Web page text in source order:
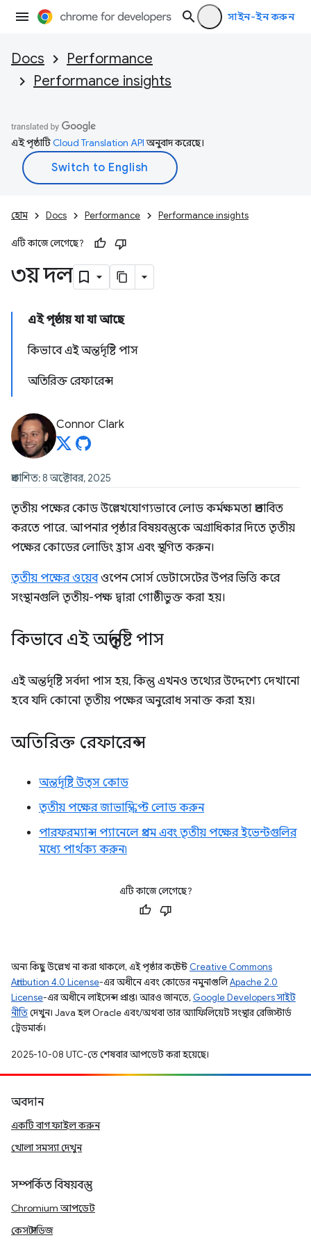
সাইন-ইন করুন
Docs
Performance
Performance insights
এই পৃষ্ঠাটিCloud Translation APIঅনুবাদ করেছে।
হোম Docs Performance Performance insights
এটি কাজে লেগেছে?
৩য় দল
এই পৃষ্ঠায় যা যা আছে
কিভাবে এই অন্তর্দৃষ্টি পাস
অতিরিক্ত রেফারেন্স
Connor Clark
প্রকাশিত: 8 অক্টোবর, 2025
তৃতীয় পক্ষের কোড উল্লেখযোগ্যভাবে লোড কর্মক্ষমতা প্রভাবিত
করতে পারে. আপনার পৃষ্ঠার বিষয়বস্তুকে অগ্রাধিকার দিতে তৃতীয়
পক্ষের কোডের লোডিং হ্রাস এবং স্থগিত করুন।
তৃতীয় পক্ষের ওয়েবওপেন সোর্স ডেটাসেটের উপর ভিত্তি করে
সংস্থানগুলি তৃতীয়-পক্ষ দ্বারা গোষ্ঠীভুক্ত করা হয়।
কিভাবে এই অন্তর্দৃষ্টি পাস
এই অন্তর্দৃষ্টি সর্বদা পাস হয়, কিন্তু এখনও তথ্যের উদ্দেশ্যে দেখানো
হবে যদি কোনো তৃতীয় পক্ষের অনুরোধ সনাক্ত করা হয়।
অতিরিক্ত রেফারেন্স
অন্তর্দৃষ্টি উত্স কোড
তৃতীয় পক্ষের জাভাস্ক্রিপ্ট লোড করুন
পারফরম্যান্স প্যানেলে প্রথম এবং তৃতীয় পক্ষের ইভেন্টগুলির
মধ্যে পার্থক্য করুন৷
এটি কাজে লেগেছে?
অন্য কিছু উল্লেখ না করা থাকলে, এই পৃষ্ঠার কন্টেন্ট Creative Commons
Attribution 4.0 License-এর অধীনে এবং কোডের নমুনাগুলিApache 2.0
License-এর অধীনে লাইসেন্স প্রাপ্ত। আরও জানতে, Google Developers সাইট
নীতিদেখুন। Java হল Oracle এবং/অথবা তার অ্যাফিলিয়েট সংস্থার রেজিস্টার্ড
ট্রেডমার্ক।
2025-10-08 UTC-তে শেষবার আপডেট করা হয়েছে।
অবদান
একটি বাগ ফাইল করুন
খোলা সমস্যা দেখুন
সম্পর্কিত বিষয়বস্তু
Chromium আপডেট
কেস স্টাডিজ